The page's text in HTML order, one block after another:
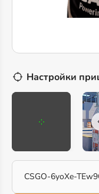
Настройки
CSGO-6yoXe-